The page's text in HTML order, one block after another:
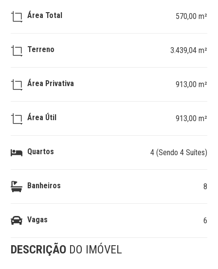
Área Total 570,00 m²
Terreno 3.439,04 m²
Área Privativa 913,00 m²
Área Útil 913,00 m²
Quartos 4 (Sendo 4 Suítes)
Banheiros 8
Vagas 6
DESCRIÇÃO DO IMÓVEL